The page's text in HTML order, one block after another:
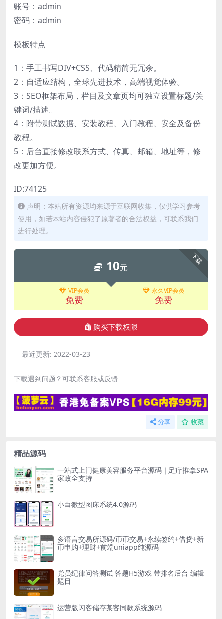
账号：admin
密码：admin
模板特点
1：手工书写DIV+CSS、代码精简无冗余。
2：自适应结构，全球先进技术，高端视觉体验。
3：SEO框架布局，栏目及文章页均可独立设置标题/关
键词/描述。
4：附带测试数据、安装教程、入门教程、安全及备份
教程。
5：后台直接修改联系方式、传真、邮箱、地址等，修
改更加方便。
ID:74125
声明：本站所有资源均来源于互联网收集，仅供学习参考
使用，如若本站内容侵犯了原著者的合法权益，可联系我们
进行处理。
下载
10元
VIP会员
免费
永久VIP会员
免费
购买下载权限
最近更新: 2022-03-23
下载遇到问题？可联系客服或反馈
分享 收藏
精品源码
一站式上门健康美容服务平台源码｜足疗推拿SPA
家政全支持
小白微型图床系统4.0源码
多语言交易所源码/币币交易+永续签约+借贷+新
币申购+理财+前端uniapp纯源码
党员纪律问答测试 答题H5游戏 带排名后台 编辑
题目
运营版闪客储存某客同款系统源码